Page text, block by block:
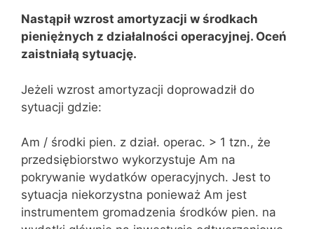
Nastąpił wzrost amortyzacji w środkach
pieniężnych z działalności operacyjnej. Oceń
zaistniałą sytuację.
Jeżeli wzrost amortyzacji doprowadził do
sytuacji gdzie:
Am / środki pien. z dział. operac. > 1 tzn., że
przedsiębiorstwo wykorzystuje Am na
pokrywanie wydatków operacyjnych. Jest to
sytuacja niekorzystna ponieważ Am jest
instrumentem gromadzenia środków pien. na